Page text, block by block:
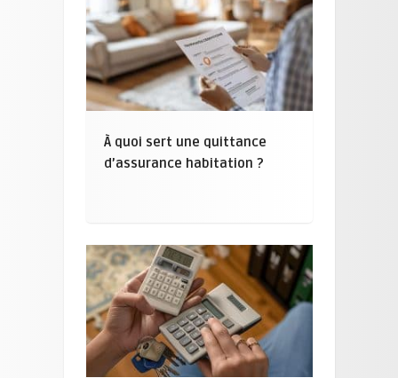
À quoi sert une quittance
d’assurance habitation ?